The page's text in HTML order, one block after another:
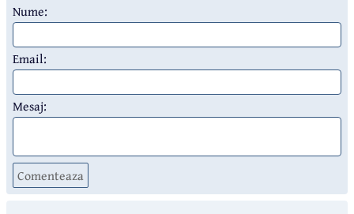
Nume:
Email:
Mesaj:
Comenteaza